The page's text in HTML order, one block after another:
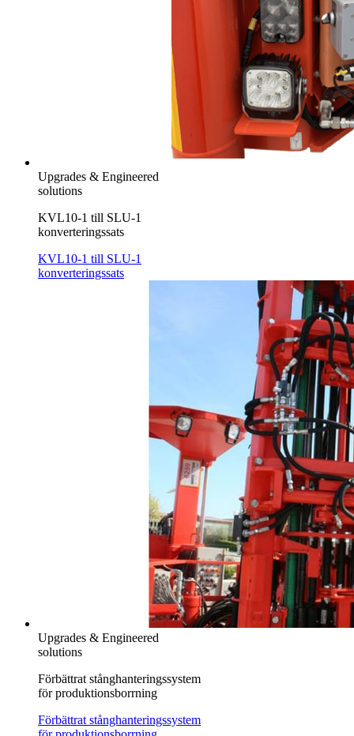
Upgrades & Engineered
solutions
KVL10-1 till SLU-1
konverteringssats
KVL10-1 till SLU-1
konverteringssats
Upgrades & Engineered
solutions
Förbättrat stånghanteringssystem
för produktionsborrning
Förbättrat stånghanteringssystem